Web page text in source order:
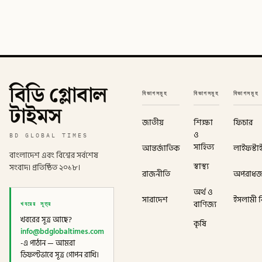
বিডি গ্লোবাল
টাইমস
BD GLOBAL TIMES
বাংলাদেশ এবং বিশ্বের সর্বশেষ
সংবাদ। প্রতিষ্ঠিত ২০১৮।
খবরের সূত্র
খবরের সূত্র আছে?
info@bdglobaltimes.com
-এ পাঠান — আমরা
ডিফল্টভাবে সূত্র গোপন রাখি।
বিভাগসমূহ
জাতীয়
আন্তর্জাতিক
রাজনীতি
সারাদেশ
বিভাগসমূহ
শিক্ষা
ও
সাহিত্য
স্বাস্থ্য
অর্থ ও
বাণিজ্য
কৃষি
বিভাগসমূহ
ফিচার
ইসলামী